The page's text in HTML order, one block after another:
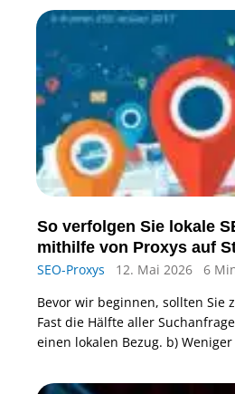
So verfolgen Sie lokale
mithilfe von Proxys auf
SEO-Proxys 12. Mai 2026
6
Bevor wir beginnen, sollten Sie
Fast die Hälfte aller
einen lokalen Bezug. b) Weniger